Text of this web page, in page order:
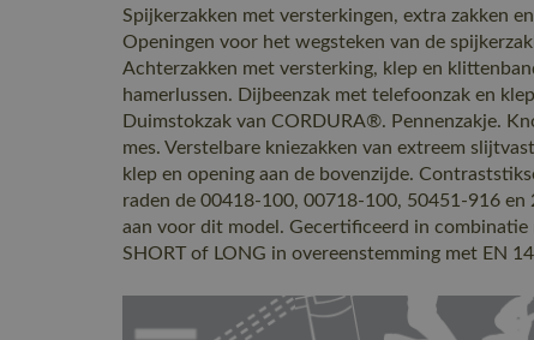
Spijkerzakken met versterkingen, extra zakken
Openingen voor het wegsteken van de
Achterzakken met versterking, klep en
hamerlussen. Dijbeenzak met telefoonzak en
Duimstokzak van CORDURA®. Pennenzakje.
mes. Verstelbare kniezakken van extreem
klep en opening aan de bovenzijde.
raden de 00418-100, 00718-100, 50451-916 en
aan voor dit model. Gecertificeerd in
SHORT of LONG in overeenstemming met EN